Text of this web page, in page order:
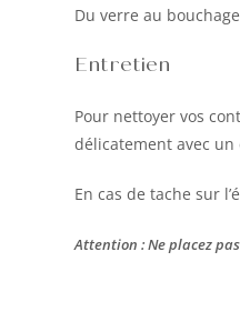
Du verre au
Entretien
Pour nettoyer vos
délicatement avec un
En cas de tache sur
Attention : Ne placez